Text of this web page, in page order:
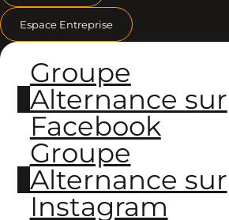
Espace Entreprise
Groupe
Alternance sur
Facebook
Groupe
Alternance sur
Instagram